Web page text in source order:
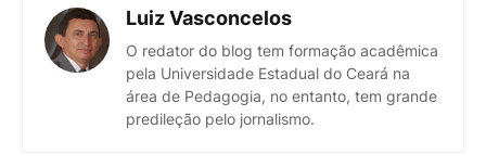
Luiz Vasconcelos
O redator do blog tem formação acadêmica
pela Universidade Estadual do Ceará na
área de Pedagogia, no entanto, tem grande
predileção pelo jornalismo.